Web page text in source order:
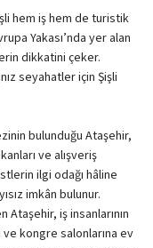
hem iş hem de turistik
Yakası’nda yer alan
dikkatini çeker.
seyahatler için Şişli
bulunduğu Ataşehir,
ve alışveriş
ilgi odağı hâline
imkân bulunur.
iş insanlarının
kongre salonlarına ev